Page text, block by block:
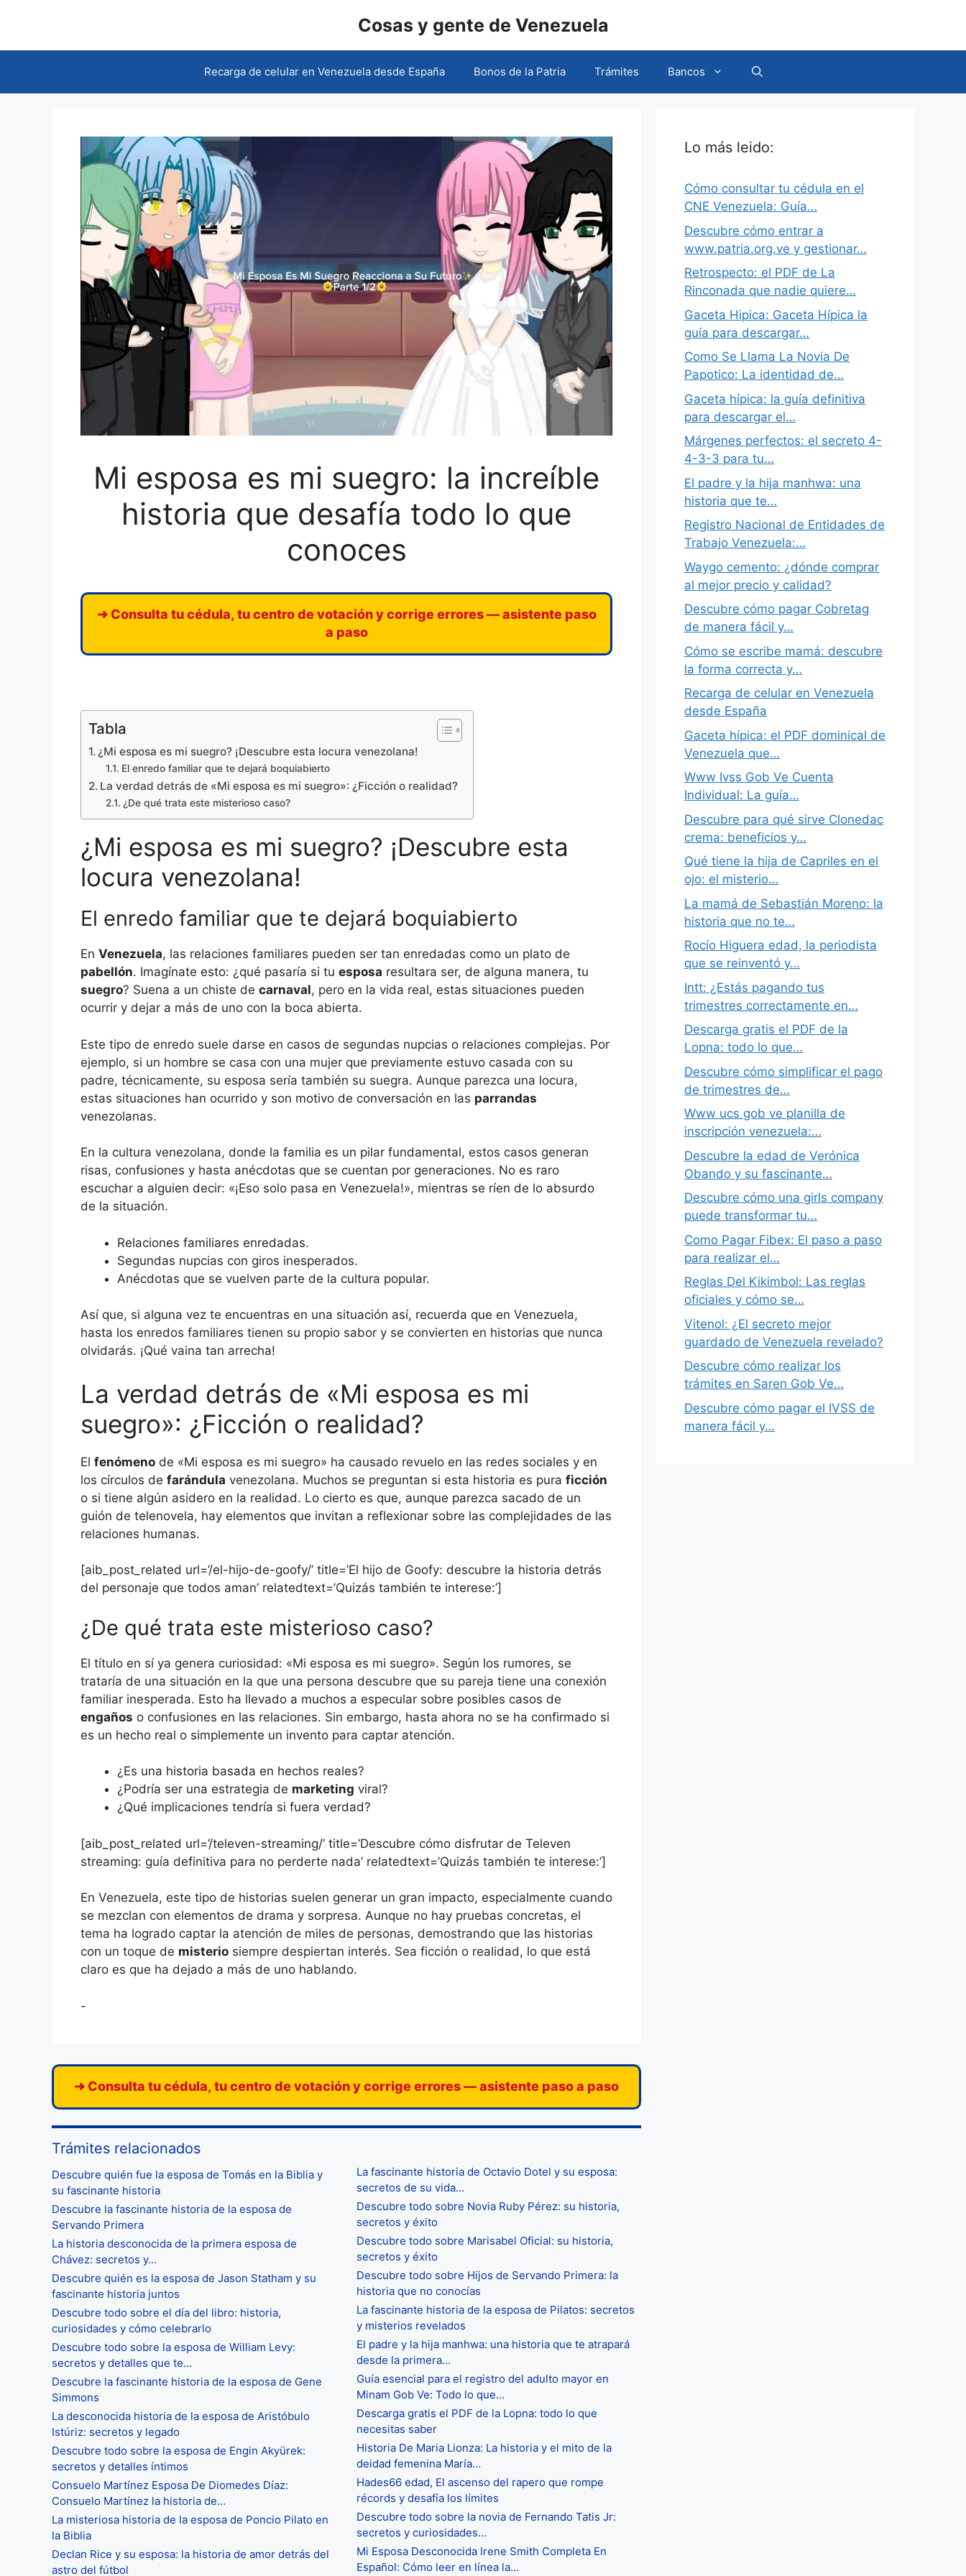
Cosas y gente de Venezuela
Recarga de celular en Venezuela desde España Bonos de la Patria Trámites Bancos
Mi esposa es mi suegro: la increíble
historia que desafía todo lo que
conoces
➜ Consulta tu cédula, tu centro de votación y corrige errores — asistente paso
a paso
Tabla
¿Mi esposa es mi suegro? ¡Descubre esta locura venezolana!
El enredo familiar que te dejará boquiabierto
La verdad detrás de «Mi esposa es mi suegro»: ¿Ficción o realidad?
¿De qué trata este misterioso caso?
¿Mi esposa es mi suegro? ¡Descubre esta
locura venezolana!
El enredo familiar que te dejará boquiabierto
En Venezuela, las relaciones familiares pueden ser tan enredadas como un plato de
pabellón. Imagínate esto: ¿qué pasaría si tu esposa resultara ser, de alguna manera, tu
suegro? Suena a un chiste de carnaval, pero en la vida real, estas situaciones pueden
ocurrir y dejar a más de uno con la boca abierta.
Este tipo de enredo suele darse en casos de segundas nupcias o relaciones complejas. Por
ejemplo, si un hombre se casa con una mujer que previamente estuvo casada con su
padre, técnicamente, su esposa sería también su suegra. Aunque parezca una locura,
estas situaciones han ocurrido y son motivo de conversación en las parrandas
venezolanas.
En la cultura venezolana, donde la familia es un pilar fundamental, estos casos generan
risas, confusiones y hasta anécdotas que se cuentan por generaciones. No es raro
escuchar a alguien decir: «¡Eso solo pasa en Venezuela!», mientras se ríen de lo absurdo
de la situación.
Relaciones familiares enredadas.
Segundas nupcias con giros inesperados.
Anécdotas que se vuelven parte de la cultura popular.
Así que, si alguna vez te encuentras en una situación así, recuerda que en Venezuela,
hasta los enredos familiares tienen su propio sabor y se convierten en historias que nunca
olvidarás. ¡Qué vaina tan arrecha!
La verdad detrás de «Mi esposa es mi
suegro»: ¿Ficción o realidad?
El fenómeno de «Mi esposa es mi suegro» ha causado revuelo en las redes sociales y en
los círculos de farándula venezolana. Muchos se preguntan si esta historia es pura ficción
o si tiene algún asidero en la realidad. Lo cierto es que, aunque parezca sacado de un
guión de telenovela, hay elementos que invitan a reflexionar sobre las complejidades de las
relaciones humanas.
[aib_post_related url=’/el-hijo-de-goofy/’ title=’El hijo de Goofy: descubre la historia detrás
del personaje que todos aman’ relatedtext=’Quizás también te interese:’]
¿De qué trata este misterioso caso?
El título en sí ya genera curiosidad: «Mi esposa es mi suegro». Según los rumores, se
trataría de una situación en la que una persona descubre que su pareja tiene una conexión
familiar inesperada. Esto ha llevado a muchos a especular sobre posibles casos de
engaños o confusiones en las relaciones. Sin embargo, hasta ahora no se ha confirmado si
es un hecho real o simplemente un invento para captar atención.
¿Es una historia basada en hechos reales?
¿Podría ser una estrategia de marketing viral?
¿Qué implicaciones tendría si fuera verdad?
[aib_post_related url=’/televen-streaming/’ title=’Descubre cómo disfrutar de Televen
streaming: guía definitiva para no perderte nada’ relatedtext=’Quizás también te interese:’]
En Venezuela, este tipo de historias suelen generar un gran impacto, especialmente cuando
se mezclan con elementos de drama y sorpresa. Aunque no hay pruebas concretas, el
tema ha logrado captar la atención de miles de personas, demostrando que las historias
con un toque de misterio siempre despiertan interés. Sea ficción o realidad, lo que está
claro es que ha dejado a más de uno hablando.
-
➜ Consulta tu cédula, tu centro de votación y corrige errores — asistente paso a paso
Trámites relacionados
Descubre quién fue la esposa de Tomás en la Biblia y
su fascinante historia
Descubre la fascinante historia de la esposa de
Servando Primera
La historia desconocida de la primera esposa de
Chávez: secretos y…
Descubre quién es la esposa de Jason Statham y su
fascinante historia juntos
Descubre todo sobre el día del libro: historia,
curiosidades y cómo celebrarlo
Descubre todo sobre la esposa de William Levy:
secretos y detalles que te…
Descubre la fascinante historia de la esposa de Gene
Simmons
La desconocida historia de la esposa de Aristóbulo
Istúriz: secretos y legado
Descubre todo sobre la esposa de Engin Akyürek:
secretos y detalles íntimos
Consuelo Martínez Esposa De Diomedes Díaz:
Consuelo Martínez la historia de…
La misteriosa historia de la esposa de Poncio Pilato en
la Biblia
Declan Rice y su esposa: la historia de amor detrás del
astro del fútbol
La fascinante historia de Octavio Dotel y su esposa:
secretos de su vida…
Descubre todo sobre Novia Ruby Pérez: su historia,
secretos y éxito
Descubre todo sobre Marisabel Oficial: su historia,
secretos y éxito
Descubre todo sobre Hijos de Servando Primera: la
historia que no conocías
La fascinante historia de la esposa de Pilatos: secretos
y misterios revelados
El padre y la hija manhwa: una historia que te atrapará
desde la primera…
Guía esencial para el registro del adulto mayor en
Minam Gob Ve: Todo lo que…
Descarga gratis el PDF de la Lopna: todo lo que
necesitas saber
Historia De Maria Lionza: La historia y el mito de la
deidad femenina María…
Hades66 edad, El ascenso del rapero que rompe
récords y desafía los límites
Descubre todo sobre la novia de Fernando Tatis Jr:
secretos y curiosidades…
Mi Esposa Desconocida Irene Smith Completa En
Español: Cómo leer en línea la…
Lo más leido:
Cómo consultar tu cédula en el
CNE Venezuela: Guía…
Descubre cómo entrar a
www.patria.org.ve y gestionar…
Retrospecto: el PDF de La
Rinconada que nadie quiere…
Gaceta Hipica: Gaceta Hípica la
guía para descargar…
Como Se Llama La Novia De
Papotico: La identidad de…
Gaceta hípica: la guía definitiva
para descargar el…
Márgenes perfectos: el secreto 4-
4-3-3 para tu…
El padre y la hija manhwa: una
historia que te…
Registro Nacional de Entidades de
Trabajo Venezuela:…
Waygo cemento: ¿dónde comprar
al mejor precio y calidad?
Descubre cómo pagar Cobretag
de manera fácil y…
Cómo se escribe mamá: descubre
la forma correcta y…
Recarga de celular en Venezuela
desde España
Gaceta hípica: el PDF dominical de
Venezuela que…
Www Ivss Gob Ve Cuenta
Individual: La guía…
Descubre para qué sirve Clonedac
crema: beneficios y…
Qué tiene la hija de Capriles en el
ojo: el misterio…
La mamá de Sebastián Moreno: la
historia que no te…
Rocío Higuera edad, la periodista
que se reinventó y…
Intt: ¿Estás pagando tus
trimestres correctamente en…
Descarga gratis el PDF de la
Lopna: todo lo que…
Descubre cómo simplificar el pago
de trimestres de…
Www ucs gob ve planilla de
inscripción venezuela:…
Descubre la edad de Verónica
Obando y su fascinante…
Descubre cómo una girls company
puede transformar tu…
Como Pagar Fibex: El paso a paso
para realizar el…
Reglas Del Kikimbol: Las reglas
oficiales y cómo se…
Vitenol: ¿El secreto mejor
guardado de Venezuela revelado?
Descubre cómo realizar los
trámites en Saren Gob Ve…
Descubre cómo pagar el IVSS de
manera fácil y…